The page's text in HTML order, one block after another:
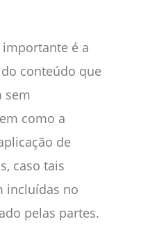
é a
conteúdo que
sem
como a
de
caso tais
incluídas no
pelas partes.